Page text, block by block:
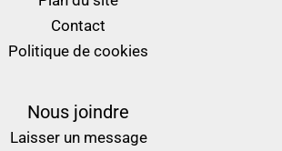
Contact
Politique de cookies
Nous joindre
Laisser un message